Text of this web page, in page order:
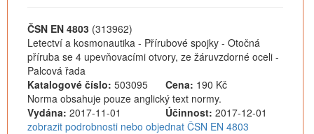
ČSN EN 4803 (313962)
Letectví a kosmonautika - Přírubové spojky - Otočná
příruba se 4 upevňovacími otvory, ze žáruvzdorné oceli -
Palcová řada
Katalogové číslo: 503095 Cena: 190 Kč
Norma obsahuje pouze anglický text normy.
Vydána: 2017-11-01 Účinnost: 2017-12-01
zobrazit podrobnosti nebo objednat ČSN EN 4803